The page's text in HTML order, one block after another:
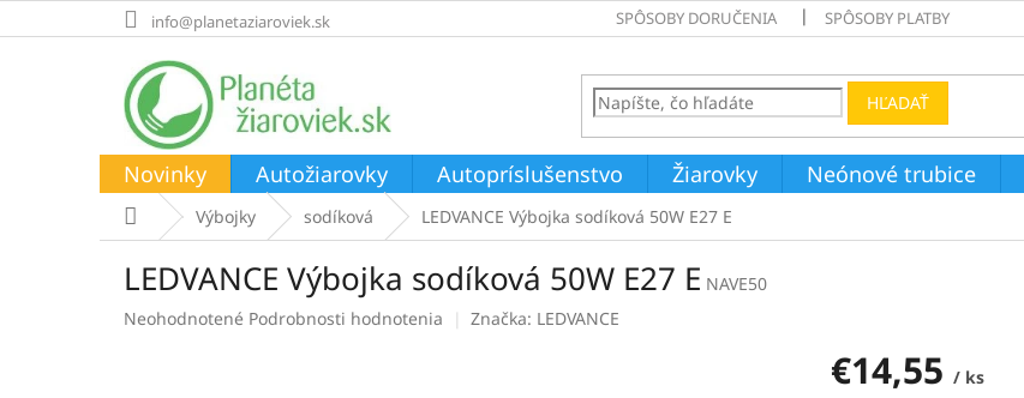
na
info@planetaziaroviek.sk SPÔSOBY DORUČENIA SPÔSOBY PLATBY
HĽADAŤ
Novinky Autožiarovky Autopríslušenstvo Žiarovky Neónové trubice
DomovVýbojky sodíková LEDVANCE Výbojka sodíková 50W E27 E
LEDVANCE Výbojka sodíková 50W E27 E NAVE50
Priemerné
Neohodnotené Podrobnosti hodnotenia Značka: LEDVANCE
€14,55 / ks